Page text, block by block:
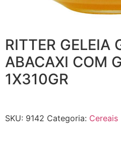
RITTER GELEIA
ABACAXI COM
1X310GR
SKU: 9142 Categoria: Cereais